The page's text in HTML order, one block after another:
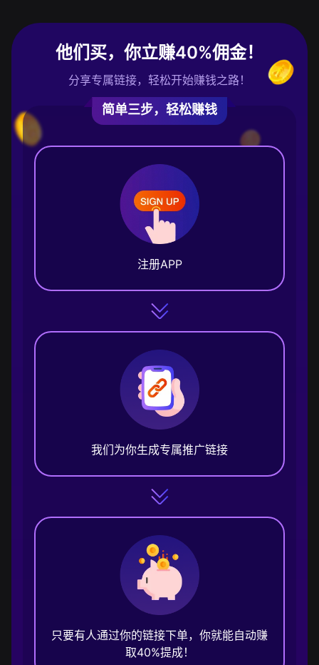
他们买，你立赚40%佣金！
分享专属链接，轻松开始赚钱之路！
简单三步，轻松赚钱
注册APP
我们为你生成专属推广链接
只要有人通过你的链接下单，你就能自动赚
取40%提成！